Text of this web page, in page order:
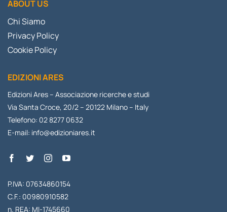
ABOUT US
Chi Siamo
Privacy Policy
Cookie Policy
EDIZIONI ARES
Edizioni Ares – Associazione ricerche e studi
Via Santa Croce, 20/2 – 20122 Milano – Italy
Telefono: 02 8277 0632
E-mail: info@edizioniares.it
P.IVA: 07634860154
C.F.: 00980910582
n. REA: MI-1745660